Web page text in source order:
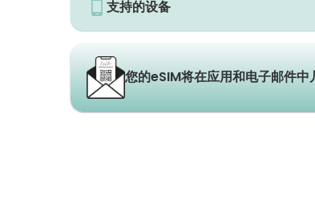
支持的设备
您的eSIM将在应用和电子邮件中